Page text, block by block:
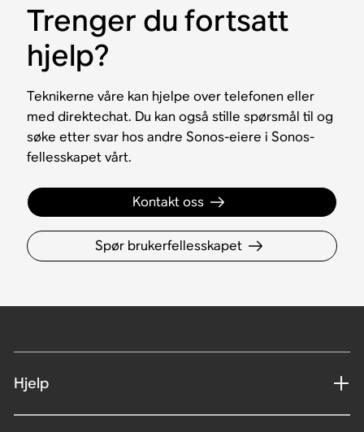
Trenger du fortsatt
hjelp?
Teknikerne våre kan hjelpe over telefonen eller
med direktechat. Du kan også stille spørsmål til og
søke etter svar hos andre Sonos-eiere i Sonos-
fellesskapet vårt.
Kontakt oss
Spør brukerfellesskapet
Hjelp